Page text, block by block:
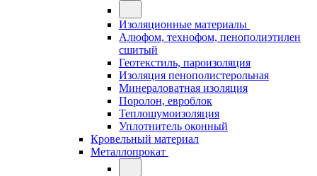
Изоляционные материалы
Алюфом, технофом, пенополиэтилен
сшитый
Геотекстиль, пароизоляция
Изоляция пенополистерольная
Минераловатная изоляция
Поролон, евроблок
Теплошумоизоляция
Уплотнитель оконный
Кровельный материал
Металлопрокат